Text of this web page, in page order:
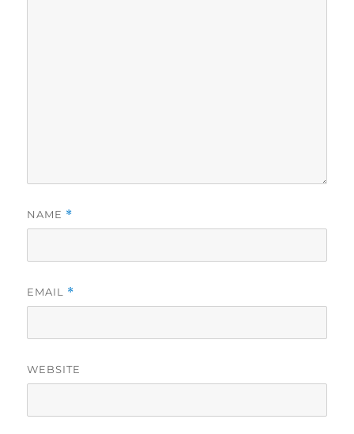
NAME *
EMAIL *
WEBSITE